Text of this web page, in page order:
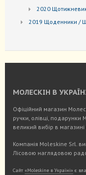
2020
2019 Щоденники /
МОЛЕСКІН В
Офіційний магазин
ручки, олівці, подарунки
великий вибір в магазині
Компанія Moleskine Srl.
Лісовою наглядовою
Сайт «Moleskine в Україні» є